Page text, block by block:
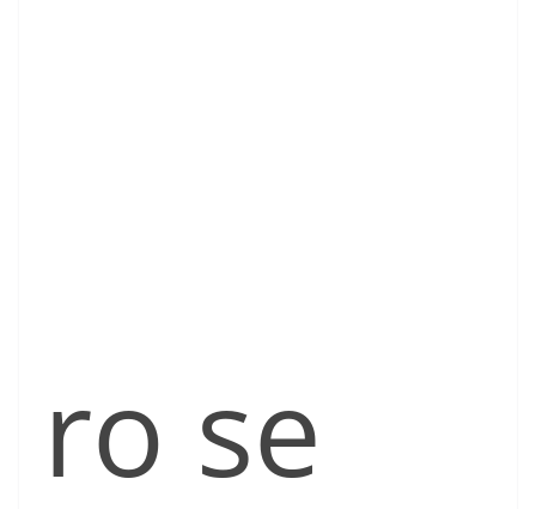
ro se